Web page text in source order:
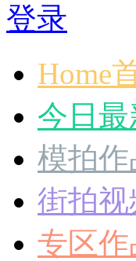
登录
Home
今日最
模拍作
街拍视
专区作